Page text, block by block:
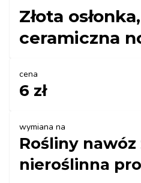
Złota
ceramiczna
cena
6 zł
wymiana na
Rośliny
nieroślinna